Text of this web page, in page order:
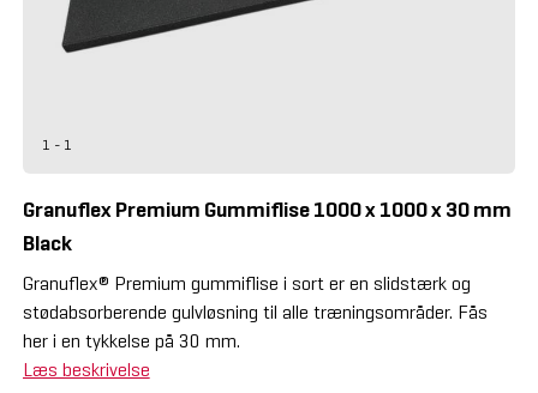
1 - 1
Granuflex Premium Gummiflise 1000 x 1000 x 30 mm
Black
Granuflex® Premium gummiflise i sort er en slidstærk og
stødabsorberende gulvløsning til alle træningsområder. Fås
her i en tykkelse på 30 mm.
Læs beskrivelse